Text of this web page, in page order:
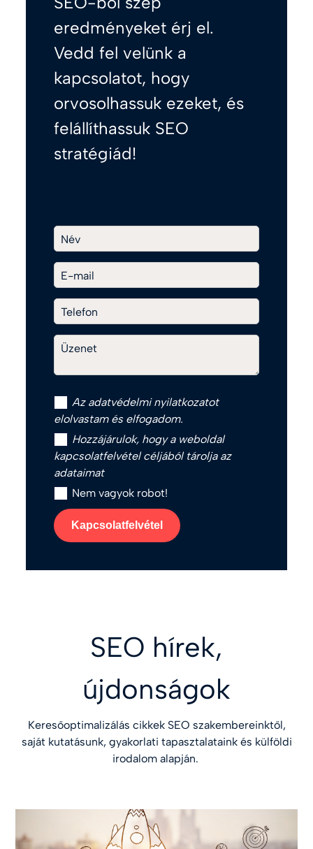
eredményeket érj el.
Vedd fel velünk a
kapcsolatot, hogy
orvosolhassuk ezeket, és
felállíthassuk SEO
stratégiád!
Név
E-mail
Telefon
Üzenet
Az adatvédelmi nyilatkozatot
elolvastam és elfogadom.
Hozzájárulok, hogy a weboldal
kapcsolatfelvétel céljából tárolja az
adataimat
Nem vagyok robot!
Kapcsolatfelvétel
SEO hírek,
újdonságok
Keresőoptimalizálás cikkek SEO szakembereinktől,
saját kutatásunk, gyakorlati tapasztalataink és külföldi
irodalom alapján.